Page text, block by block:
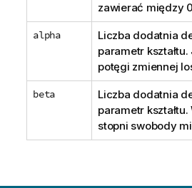
zawierać między
alpha
Liczba dodatnia
parametr
potęgi zmiennej
beta
Liczba dodatnia
parametr
stopni swobody